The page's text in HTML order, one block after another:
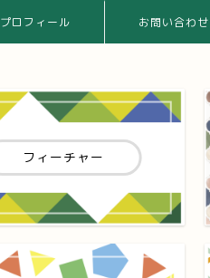
プロフィール お問い合わせ
フィーチャー